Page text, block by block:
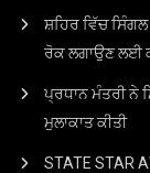
ਸ਼ਹਿਰ ਵਿੱਚ
ਰੋਕ ਲਗਾਉਣ ਲਈ
ਪ੍ਰਧਾਨ ਮੰਤਰੀ ਨੇ
ਮੁਲਾਕਾਤ ਕੀਤੀ
STATE STAR